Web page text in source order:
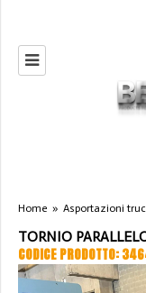
Home » Asportazioni
TORNIO
CODICE PRODOTTO: